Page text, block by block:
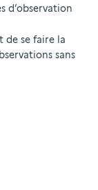
d’observation
de se faire la
sans